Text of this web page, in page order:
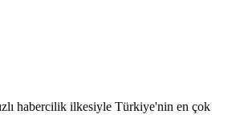
habercilik ilkesiyle Türkiye'nin en çok